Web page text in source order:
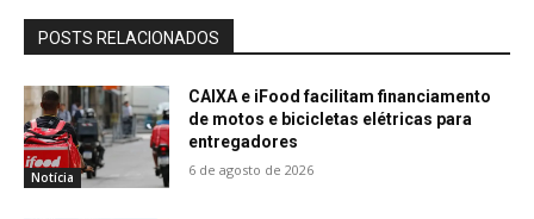
POSTS RELACIONADOS
Notícia
CAIXA e iFood facilitam financiamento
de motos e bicicletas elétricas para
entregadores
6 de agosto de 2026